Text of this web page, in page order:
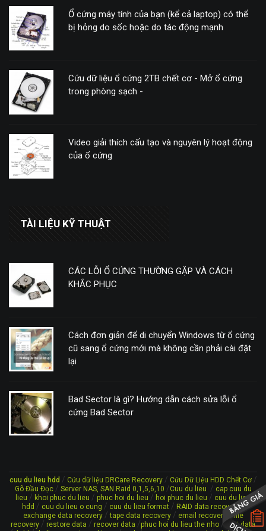
Ổ cứng máy tính của bạn (kể cả laptop) có thể
bị hỏng do sốc hoặc do tác động mạnh
Cứu dữ liệu ổ cứng 2TB chết cơ - Mở ổ cứng
trong phòng sạch -
Video giải thích cấu tạo và nguyên lý hoạt động
của ổ cứng
TÀI LIỆU KỸ THUẬT
CÁC LỖI Ổ CỨNG THƯỜNG GẶP VÀ CÁCH
KHẮC PHỤC
Cách đơn giản để di chuyển Windows từ ổ cứng
cũ sang ổ cứng mới mà không cần phải cài đặt
lại
Bad Sector là gì? Hướng dẫn cách sửa lỗi ổ
cứng Bad Sector
cuu du lieu hdd / Cứu dữ liệu DRCare Recovery/ Cứu Dữ Liệu HDD Chết Cơ/
Gõ Đầu Đọc/ Server NAS, SAN Raid 0,1,5,6,10 /Cuu du lieu / cap cuu du
lieu / khoi phuc du lieu / phuc hoi du lieu / hoi phuc du lieu / cuu du lieu
hdd / cuu du lieu o cung / cuu du lieu format / RAID data recovery/
exchange data recovery/tape data recovery/ email recovery /file
recovery / restore data / recover data /phuc hoi du lieu the nho / lost data